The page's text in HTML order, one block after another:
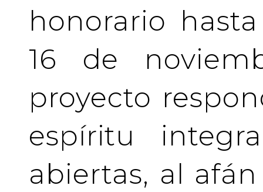
honorario
16 de
proyecto
espíritu
abiertas, al